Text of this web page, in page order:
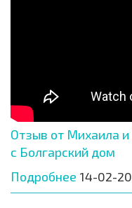
Отзыв от Михаила и
с Болгарский дом
Подробнее 14-02-